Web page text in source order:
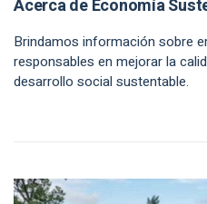
Acerca de Economía
Brindamos información sobre
responsables en mejorar la
desarrollo social sustentable.